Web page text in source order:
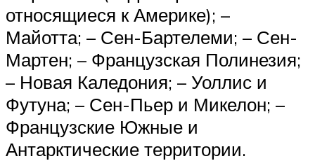
относящиеся к Америке); –
Майотта; – Сен-Бартелеми; – Сен-
Мартен; – Французская Полинезия;
– Новая Каледония; – Уоллис и
Футуна; – Сен-Пьер и Микелон; –
Французские Южные и
Антарктические территории.